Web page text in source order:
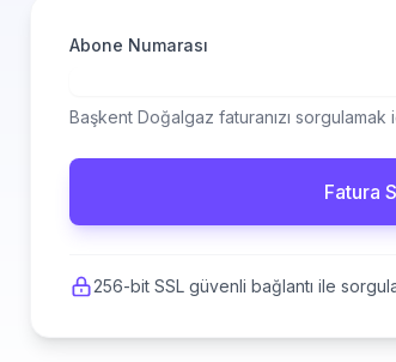
Abone Numarası
Başkent Doğalgaz faturanızı sorgulamak
Fatura
256-bit SSL güvenli bağlantı ile